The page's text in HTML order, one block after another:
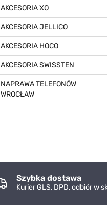
AKCESORIA XO
AKCESORIA JELLICO
AKCESORIA HOCO
AKCESORIA SWISSTEN
NAPRAWA TELEFONÓW
WROCŁAW
Szybka dostawa
Kurier GLS, DPD, odbiór w